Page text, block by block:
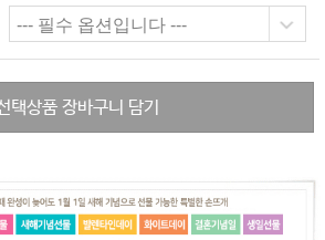
택상품 장바구니 담기